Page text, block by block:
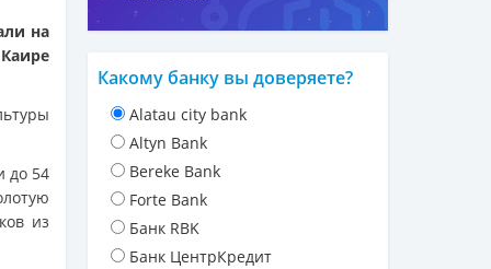
на
до 54
из
Какому банку вы доверяете?
Alatau city bank
Altyn Bank
Bereke Bank
Forte Bank
Банк RBK
Банк ЦентрКредит